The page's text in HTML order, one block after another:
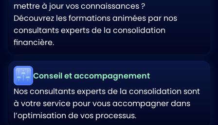
mettre à jour vos connaissances ?
Découvrez les formations animées par nos
consultants experts de la consolidation
financière.
Conseil et accompagnement
Nos consultants experts de la consolidation sont
à votre service pour vous accompagner dans
l’optimisation de vos processus.